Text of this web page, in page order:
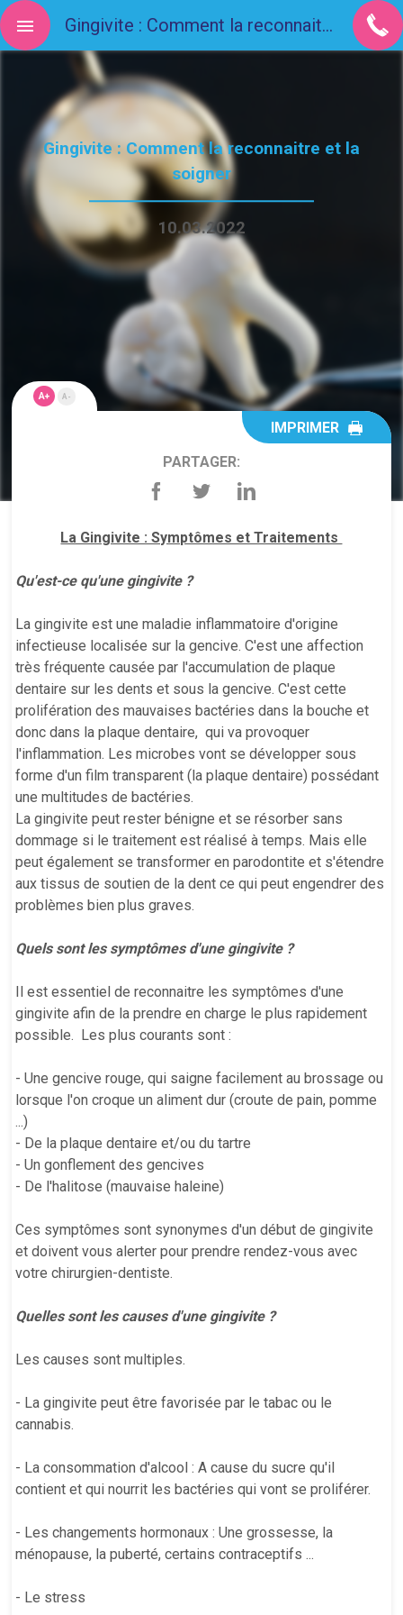
Gingivite : Comment la reconnaitre et la
soigner
10.03.2022
A+ A-
IMPRIMER
PARTAGER:
La Gingivite : Symptômes et Traitements
Qu'est-ce qu'une gingivite ?
La gingivite est une maladie inflammatoire d'origine
infectieuse localisée sur la gencive. C'est une affection
très fréquente causée par l'accumulation de plaque
dentaire sur les dents et sous la gencive. C'est cette
prolifération des mauvaises bactéries dans la bouche et
donc dans la plaque dentaire, qui va provoquer
l'inflammation. Les microbes vont se développer sous
forme d'un film transparent (la plaque dentaire) possédant
une multitudes de bactéries.
La gingivite peut rester bénigne et se résorber sans
dommage si le traitement est réalisé à temps. Mais elle
peut également se transformer en parodontite et s'étendre
aux tissus de soutien de la dent ce qui peut engendrer des
problèmes bien plus graves.
Quels sont les symptômes d'une gingivite ?
Il est essentiel de reconnaitre les symptômes d'une
gingivite afin de la prendre en charge le plus rapidement
possible. Les plus courants sont :
- Une gencive rouge, qui saigne facilement au brossage ou
lorsque l'on croque un aliment dur (croute de pain, pomme
...)
- De la plaque dentaire et/ou du tartre
- Un gonflement des gencives
- De l'halitose (mauvaise haleine)
Ces symptômes sont synonymes d'un début de gingivite
et doivent vous alerter pour prendre rendez-vous avec
votre chirurgien-dentiste.
Quelles sont les causes d'une gingivite ?
Les causes sont multiples.
- La gingivite peut être favorisée par le tabac ou le
cannabis.
- La consommation d'alcool : A cause du sucre qu'il
contient et qui nourrit les bactéries qui vont se proliférer.
- Les changements hormonaux : Une grossesse, la
ménopause, la puberté, certains contraceptifs ...
- Le stress
Gingivite : Comment la reconnaitre et la soigner